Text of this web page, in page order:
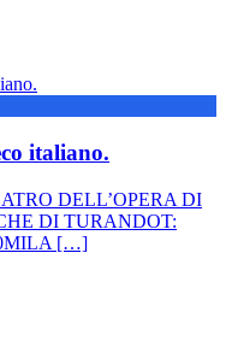
italiano.
DELL’OPERA DI
DI TURANDOT:
[…]